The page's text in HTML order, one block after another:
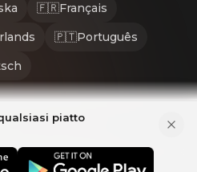
🇫🇷Français
🇵🇹Português
GASTRONA® è un marchio
piatto